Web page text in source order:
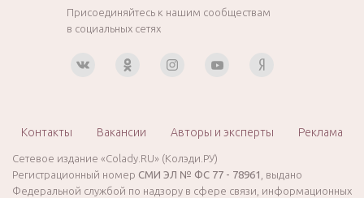
Присоединяйтесь к нашим сообществам
в социальных сетях
Контакты Вакансии Авторы и эксперты Реклама
Сетевое издание «Colady.RU» (Колэди.РУ)
Регистрационный номер СМИ ЭЛ № ФС 77 - 78961
, выдано
Федеральной службой по надзору в сфере связи, информационных